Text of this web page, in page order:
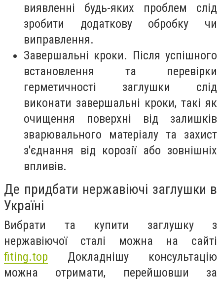
виявленні будь-яких проблем слід
зробити додаткову обробку чи
виправлення.
Завершальні кроки. Після успішного
встановлення та перевірки
герметичності заглушки слід
виконати завершальні кроки, такі як
очищення поверхні від залишків
зварювального матеріалу та захист
з'єднання від корозії або зовнішніх
впливів.
Де придбати нержавіючі заглушки в
Україні
Вибрати та купити заглушку з
нержавіючої сталі можна на сайті
fiting.top Докладнішу консультацію
можна отримати, перейшовши за